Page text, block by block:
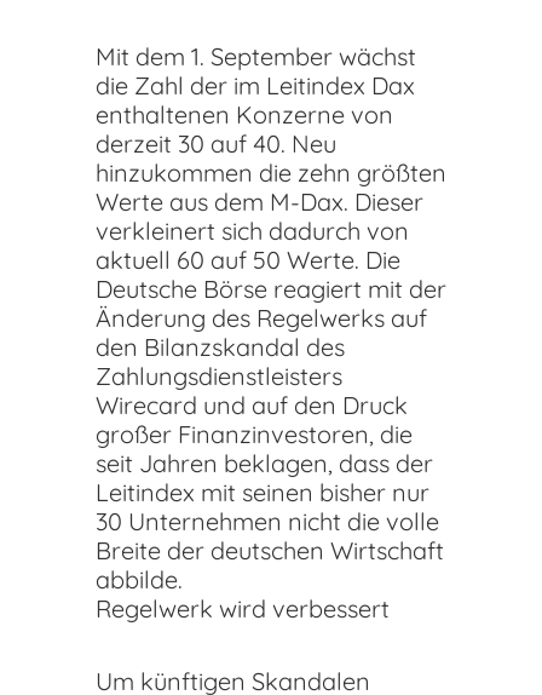
Mit dem 1. September wächst
die Zahl der im Leitindex Dax
enthaltenen Konzerne von
derzeit 30 auf 40. Neu
hinzukommen die zehn größten
Werte aus dem M-Dax. Dieser
verkleinert sich dadurch von
aktuell 60 auf 50 Werte. Die
Deutsche Börse reagiert mit der
Änderung des Regelwerks auf
den Bilanzskandal des
Zahlungsdienstleisters
Wirecard und auf den Druck
großer Finanzinvestoren, die
seit Jahren beklagen, dass der
Leitindex mit seinen bisher nur
30 Unternehmen nicht die volle
Breite der deutschen Wirtschaft
abbilde.
Regelwerk wird verbessert
Um künftigen Skandalen